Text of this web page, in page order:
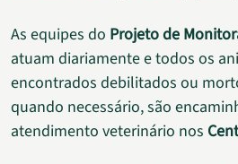
As equipes do Projeto de
atuam diariamente e todos os
encontrados debilitados ou
quando necessário, são
atendimento veterinário nos